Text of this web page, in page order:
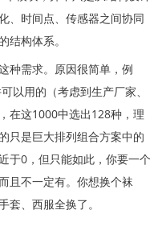
、时间点、传感器之间协同
结构体系。
种需求。原因很简单，例
以用的（考虑到生产厂家、
在这1000中选出128种，理
只是巨大排列组合方案中的
于0，但只能如此，你要一个
且不一定有。你想换个袜
套、西服全换了。